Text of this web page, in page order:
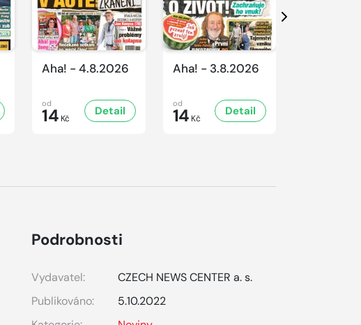
Aha! - 4.8.2026
od
14 Kč
Detail
Aha! - 3.8.2026
od
14 Kč
Detail
Další
Podrobnosti
Vydavatel:
CZECH NEWS CENTER a. s.
Publikováno:
5.10.2022